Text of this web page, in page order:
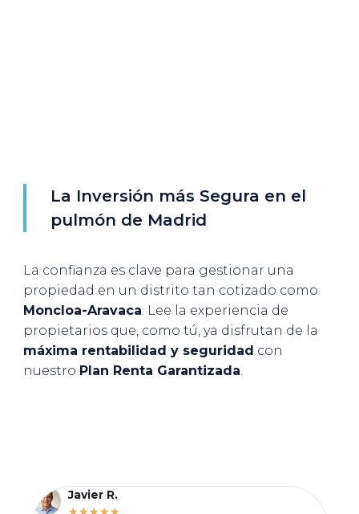
La Inversión más Segura en el
pulmón de Madrid
La confianza es clave para gestionar una
propiedad en un distrito tan cotizado como
Moncloa-Aravaca. Lee la experiencia de
propietarios que, como tú, ya disfrutan de la
máxima rentabilidad y seguridad con
nuestro Plan Renta Garantizada.
Javier R.